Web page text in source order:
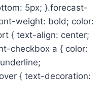
5px; }.forecast-
weight: bold; color:
{ text-align: center;
checkbox a { color:
{ text-decoration: